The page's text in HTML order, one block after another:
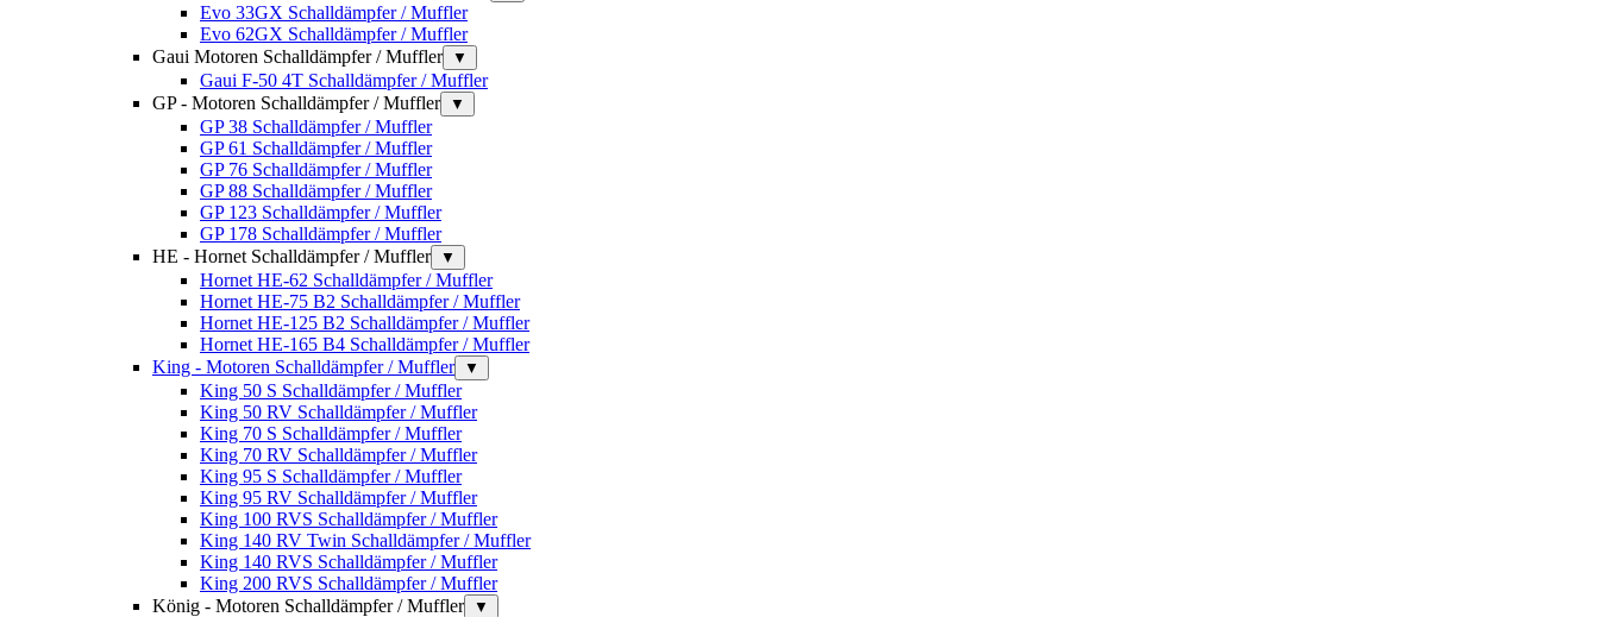
Evo 33GX Schalldämpfer / Muffler
Evo 62GX Schalldämpfer / Muffler
Gaui Motoren Schalldämpfer / Muffler
▼
Gaui F-50 4T Schalldämpfer / Muffler
GP - Motoren Schalldämpfer / Muffler
▼
GP 38 Schalldämpfer / Muffler
GP 61 Schalldämpfer / Muffler
GP 76 Schalldämpfer / Muffler
GP 88 Schalldämpfer / Muffler
GP 123 Schalldämpfer / Muffler
GP 178 Schalldämpfer / Muffler
HE - Hornet Schalldämpfer / Muffler
▼
Hornet HE-62 Schalldämpfer / Muffler
Hornet HE-75 B2 Schalldämpfer / Muffler
Hornet HE-125 B2 Schalldämpfer / Muffler
Hornet HE-165 B4 Schalldämpfer / Muffler
King - Motoren Schalldämpfer / Muffler
▼
King 50 S Schalldämpfer / Muffler
King 50 RV Schalldämpfer / Muffler
King 70 S Schalldämpfer / Muffler
King 70 RV Schalldämpfer / Muffler
King 95 S Schalldämpfer / Muffler
King 95 RV Schalldämpfer / Muffler
King 100 RVS Schalldämpfer / Muffler
King 140 RV Twin Schalldämpfer / Muffler
King 140 RVS Schalldämpfer / Muffler
King 200 RVS Schalldämpfer / Muffler
König - Motoren Schalldämpfer / Muffler
▼